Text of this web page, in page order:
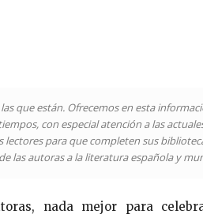
que están. Ofrecemos en esta
con especial atención a las
para que completen sus
las autoras a la literatura española y
nada mejor para